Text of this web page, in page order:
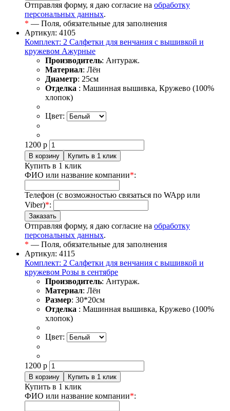
Отправляя форму, я даю согласие на обработку
персональных данных.
* — Поля, обязательные для заполнения
Артикул: 4105
Комплект: 2 Салфетки для венчания с вышивкой и
кружевом Ажурные
Производитель: Антураж.
Материал: Лён
Диаметр: 25см
Отделка : Машинная вышивка, Кружево (100%
хлопок)
Цвет:
1200 р
Купить в 1 клик
ФИО или название компании*:
Телефон (с возможностью связаться по WApp или
Viber)*:
Отправляя форму, я даю согласие на обработку
персональных данных.
* — Поля, обязательные для заполнения
Артикул: 4115
Комплект: 2 Салфетки для венчания с вышивкой и
кружевом Розы в сентябре
Производитель: Антураж.
Материал: Лён
Размер: 30*20см
Отделка : Машинная вышивка, Кружево (100%
хлопок)
Цвет:
1200 р
Купить в 1 клик
ФИО или название компании*: